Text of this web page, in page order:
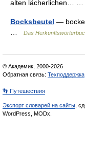
alten lächerlichen… …
Bocksbeutel —
Das
© Академик, 2000-2026
Обратная связь: Техподдержка
👣 Путешествия
Экспорт словарей на сайты ,
WordPress, MODx.